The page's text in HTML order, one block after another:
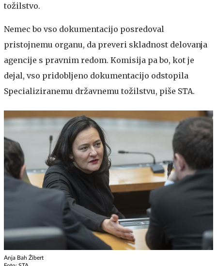
tožilstvo.
Nemec bo vso dokumentacijo posredoval
pristojnemu organu, da preveri skladnost delovanja
agencije s pravnim redom. Komisija pa bo, kot je
dejal, vso pridobljeno dokumentacijo odstopila
Specializiranemu državnemu tožilstvu, piše STA.
Anja Bah Žibert